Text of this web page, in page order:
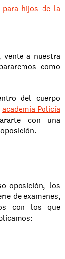
para hijos de la
como
del cuerpo
academia Policía
con una
oposición, los
de exámenes,
con los que